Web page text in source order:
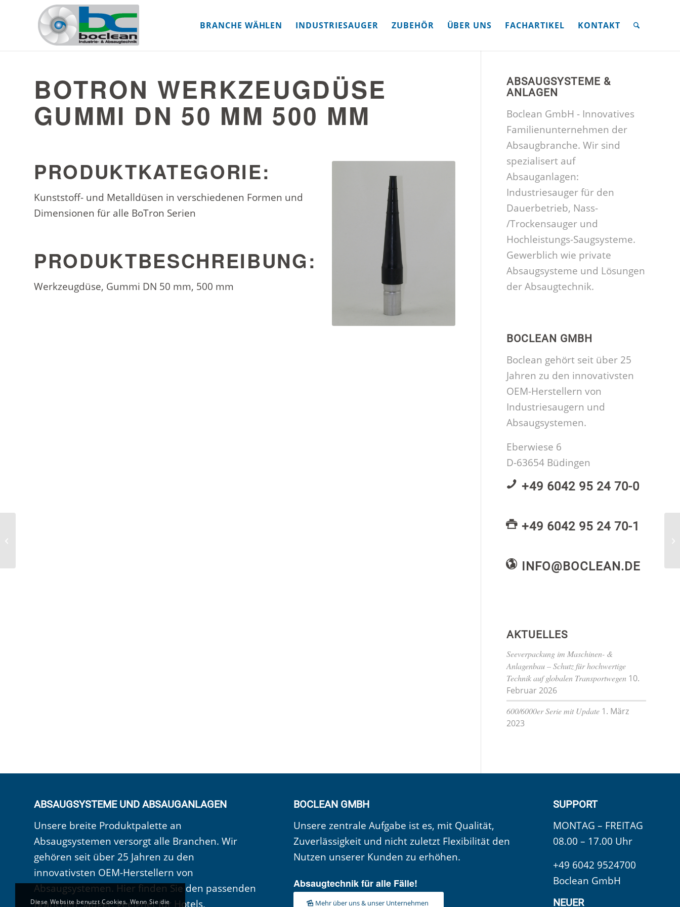
BRANCHE WÄHLEN INDUSTRIESAUGER ZUBEHÖR ÜBER UNS FACHARTIKEL KONTAKT
BOTRON WERKZEUGDÜSE
GUMMI DN 50 MM 500 MM
PRODUKTKATEGORIE:
Kunststoff- und Metalldüsen in verschiedenen Formen und
Dimensionen für alle BoTron Serien
PRODUKTBESCHREIBUNG:
Werkzeugdüse, Gummi DN 50 mm, 500 mm
ABSAUGSYSTEME &
ANLAGEN
Boclean GmbH - Innovatives
Familienunternehmen der
Absaugbranche. Wir sind
spezialisert auf
Absauganlagen:
Industriesauger für den
Dauerbetrieb, Nass-
/Trockensauger und
Hochleistungs-Saugsysteme.
Gewerblich wie private
Absaugsysteme und Lösungen
der Absaugtechnik.
BOCLEAN GMBH
Boclean gehört seit über 25
Jahren zu den innovativsten
OEM-Herstellern von
Industriesaugern und
Absaugsystemen.
Eberwiese 6
D-63654 Büdingen
+49 6042 95 24 70-0
+49 6042 95 24 70-1
INFO@BOCLEAN.DE
AKTUELLES
Seeverpackung im Maschinen- &
Anlagenbau – Schutz für hochwertige
Technik auf globalen Transportwegen 10.
Februar 2026
600/6000er Serie mit Update 1. März
2023
ABSAUGSYSTEME UND ABSAUGANLAGEN
Unsere breite Produktpalette an
Absaugsystemen versorgt alle Branchen. Wir
gehören seit über 25 Jahren zu den
innovativsten OEM-Herstellern von
Absaugsystemen. Hier finden Sie den passenden
Branchen Sauger, geeignet für Hotels,
BOCLEAN GMBH
Unsere zentrale Aufgabe ist es, mit Qualität,
Zuverlässigkeit und nicht zuletzt Flexibilität den
Nutzen unserer Kunden zu erhöhen.
Absaugtechnik für alle Fälle!
Mehr über uns & unser Unternehmen
SUPPORT
MONTAG – FREITAG
08.00 – 17.00 Uhr
+49 6042 9524700
Boclean GmbH
NEUER
Diese Website benutzt Cookies. Wenn Sie die